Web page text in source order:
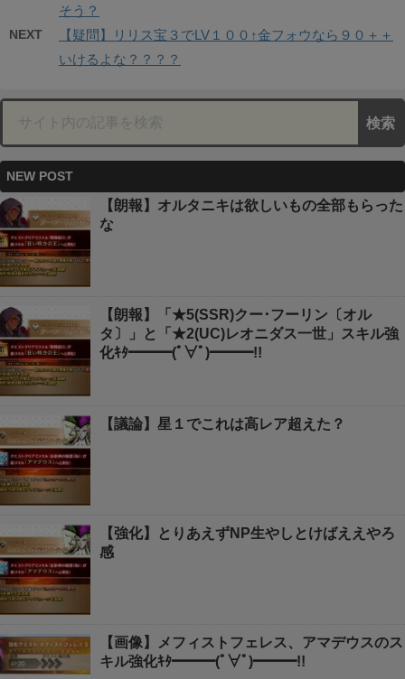
そう？
NEXT
【疑問】リリス宝３でLV１００↑金フォウなら９０＋＋
いけるよな？？？？
NEW POST
【朗報】オルタニキは欲しいもの全部もらった
な
【朗報】「★5(SSR)クー･フーリン〔オル
タ〕」と「★2(UC)レオニダス一世」スキル強
化ｷﾀ━━━(ﾟ∀ﾟ)━━━!!
【議論】星１でこれは高レア超えた？
【強化】とりあえずNP生やしとけばええやろ
感
【画像】メフィストフェレス、アマデウスのス
キル強化ｷﾀ━━━(ﾟ∀ﾟ)━━━!!